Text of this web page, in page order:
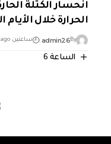
انحسار الكتلة
الحرارة خلال الأيام
By
admin26 ساعتين ago
الساعة 6